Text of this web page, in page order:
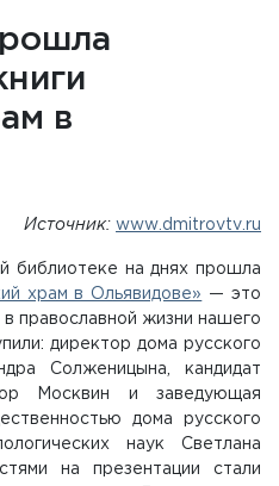
в
Источник: www.dmitrovtv.ru
библиотеке на днях прошла
храм в Ольявидове»
— это
православной жизни нашего
директор дома русского
Солженицына, кандидат
Москвин и заведующая
дома русского
наук Светлана
на презентации стали